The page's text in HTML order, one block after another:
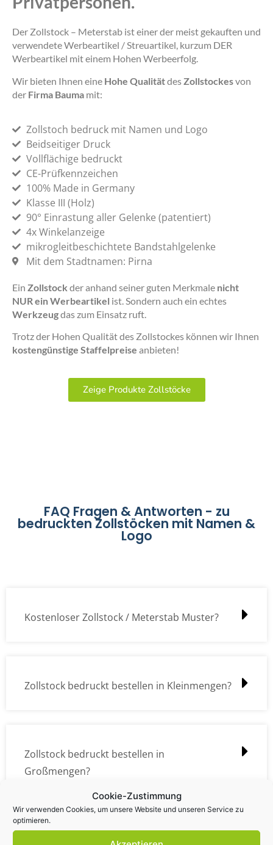
Cookie-Zustimmung
Wir verwenden Cookies, um unsere Website und unseren Service zu
optimieren.
Der Zollstock – Meterstab ist einer der meist gekauften und
verwendete Werbeartikel / Streuartikel, kurzum DER
Werbeartikel mit einem Hohen Werbeerfolg.
Wir bieten Ihnen eine Hohe Qualitätdes Zollstockesvon
der Firma Bauma mit:
Zollstoch bedruck mit Namen und Logo
Beidseitiger Druck
Vollflächige bedruckt
CE-Prüfkennzeichen
100% Made in Germany
Klasse III (Holz)
90° Einrastung aller Gelenke (patentiert)
4x Winkelanzeige
mikrogleitbeschichtete Bandstahlgelenke
Mit dem Stadtnamen: Pirna
Ein Zollstock der anhand seiner guten Merkmale nicht
NUR ein Werbeartikel ist. Sondern auch ein echtes
Werkzeugdas zum Einsatz ruft.
Trotz der Hohen Qualität des Zollstockes können wir Ihnen
kostengünstige Staffelpreise anbieten!
Zeige Produkte Zollstöcke
FAQ Fragen & Antworten - zu
bedruckten Zollstöcken mit Namen &
Logo
Kostenloser Zollstock / Meterstab Muster?
Zollstock bedruckt bestellen in Kleinmengen?
Zollstock bedruckt bestellen in
Großmengen?
Zollstock Druckdatencheck / Profidatencheck